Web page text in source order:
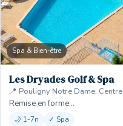
Spa & Bien-être
Les Dryades Golf & Spa
📍 Pouligny Notre Dame, Centre
Remise en forme…
🌙 1-7n ✓ Spa